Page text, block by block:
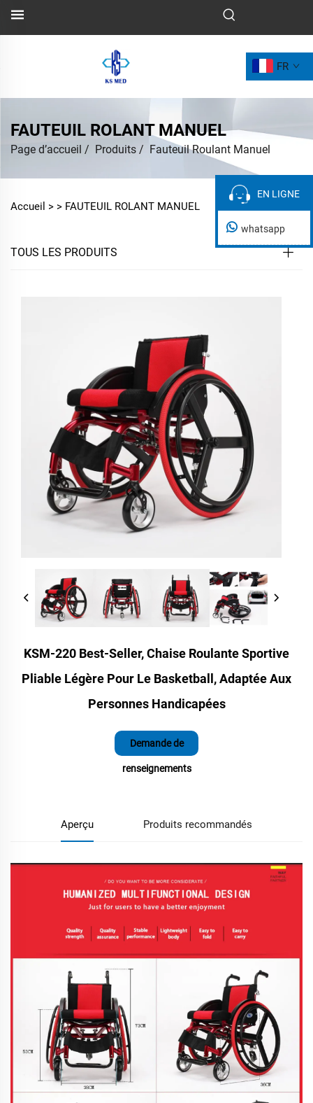
FR
FAUTEUIL ROLANT MANUEL
Page d’accueil / Produits / Fauteuil Roulant Manuel
Accueil > > FAUTEUIL ROLANT MANUEL
TOUS LES PRODUITS
KSM-220 Best-Seller, Chaise Roulante Sportive
Pliable Légère Pour Le Basketball, Adaptée Aux
Personnes Handicapées
Demande de
renseignements
Aperçu Produits recommandés
EN LIGNE
EN LIGNE
whatsapp